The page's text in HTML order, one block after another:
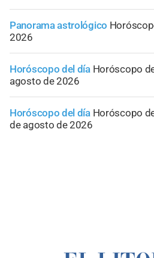
Panorama astrológico
2026
Horóscopo del día Horóscopo
agosto de 2026
Horóscopo del día Horóscopo
de agosto de 2026